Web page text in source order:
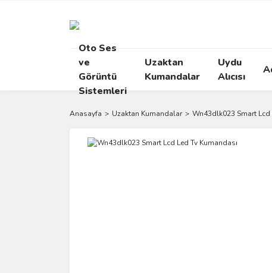
Oto Ses
ve
Görüntü
Sistemleri
Uzaktan
Kumandalar
Uydu
Alıcısı
Anasayfa Uzaktan Kumandalar Wn43dlk023 Smart Lcd